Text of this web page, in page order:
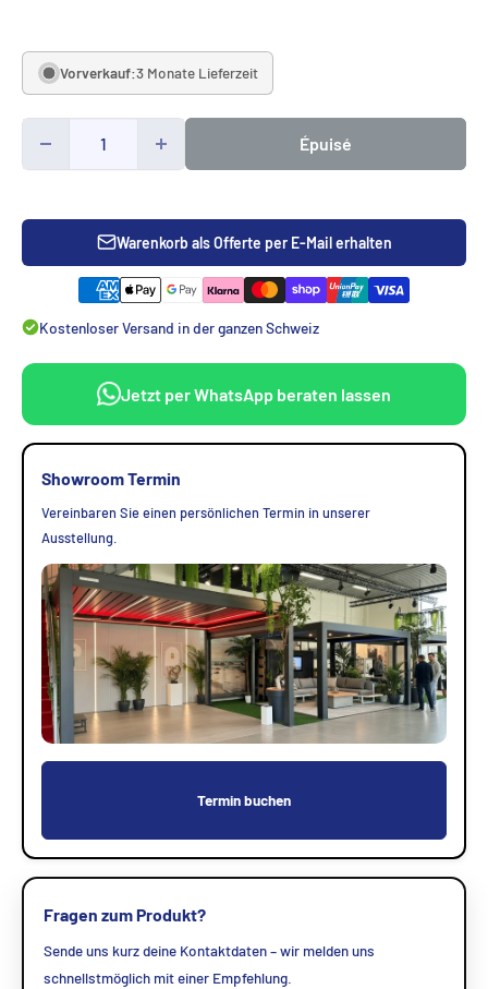
Vorverkauf:3 Monate Lieferzeit
Épuisé
Warenkorb als Offerte per E-Mail erhalten
Kostenloser Versand in der ganzen Schweiz
Jetzt per WhatsApp beraten lassen
Showroom Termin
Vereinbaren Sie einen persönlichen Termin in unserer
Ausstellung.
Termin buchen
Fragen zum Produkt?
Sende uns kurz deine Kontaktdaten – wir melden uns
schnellstmöglich mit einer Empfehlung.